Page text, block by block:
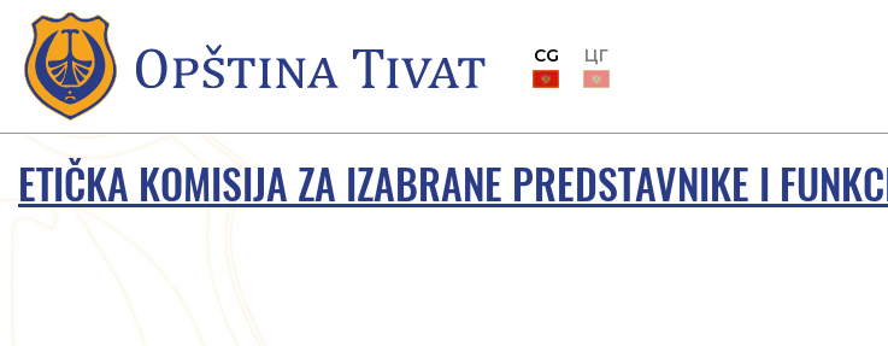
CG ЦГ
ETIČKA KOMISIJA ZA IZABRANE PREDSTAVNIKE I